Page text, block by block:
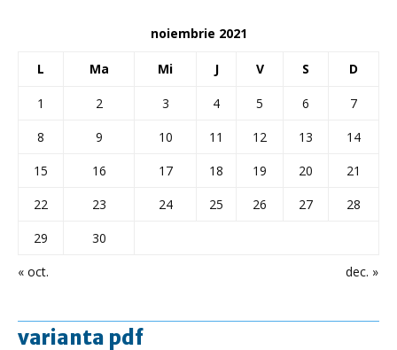
noiembrie 2021
L Ma Mi J V S D
« oct. dec. »
1 2 3 4 5 6
7
8
9 10 11 12 13
14
15
16 17 18 19 20
21
22
23 24 25 26 27
28
29
30
varianta pdf